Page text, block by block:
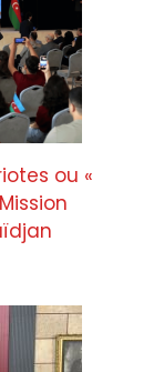
ou «